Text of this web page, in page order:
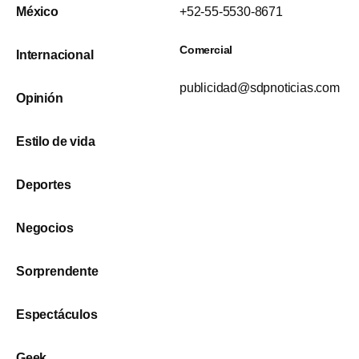
México
Internacional
Opinión
Estilo de vida
Deportes
Negocios
Sorprendente
Espectáculos
+52-55-5530-8671
Comercial
publicidad@sdpnoticias.com